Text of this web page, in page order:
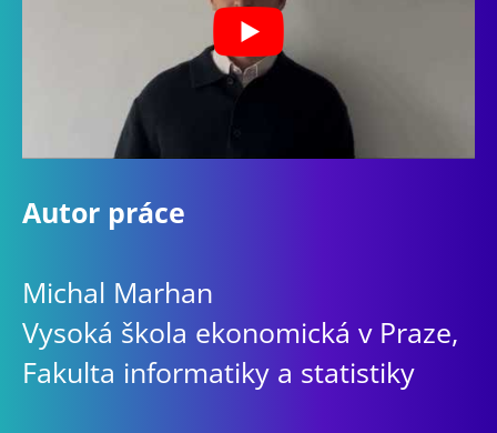
Autor práce
Michal Marhan
Vysoká škola ekonomická v Praze,
Fakulta informatiky a statistiky